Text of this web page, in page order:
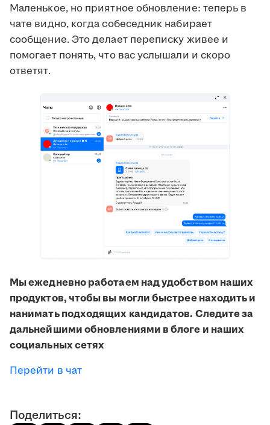
Маленькое, но приятное обновление: теперь в
чате видно, когда собеседник набирает
сообщение. Это делает переписку живее и
помогает понять, что вас услышали и скоро
ответят.
Мы ежедневно работаем над удобством наших
продуктов, чтобы вы могли быстрее находить и
нанимать подходящих кандидатов. Следите за
дальнейшими обновлениями в блоге и наших
социальных сетях
Перейти в чат
Поделиться: